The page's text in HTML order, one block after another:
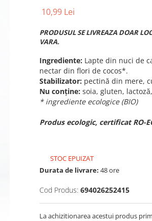
10,99 Lei
PRODUSUL SE LIVREAZA DOAR
VARA.
Ingrediente: Lapte din nuci de
nectar din flori de cocos*.
Stabilizator: pectină din mere,
Nu conține: soia, gluten,
* ingrediente ecologice (BIO)
Produs ecologic, certificat RO-
STOC EPUIZAT
Durata de livrare: 48 ore
Cod Produs: 694026252415
La achizitionarea acestui produs